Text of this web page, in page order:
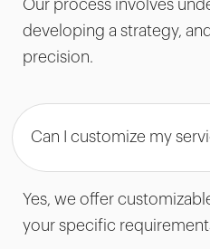
Our process involves
developing a strategy,
precision.
Can I customize my
Yes, we offer
your specific